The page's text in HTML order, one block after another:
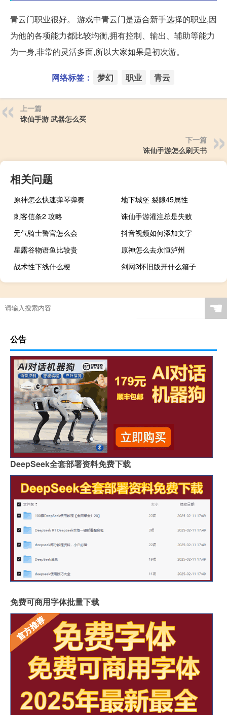
青云门职业很好。 游戏中青云门是适合新手选择的职业,因
为他的各项能力都比较均衡,拥有控制、输出、辅助等能力
为一身,非常的灵活多面,所以大家如果是初次游。
网络标签： 梦幻 职业 青云
上一篇
诛仙手游 武器怎么买
下一篇
诛仙手游怎么刷天书
相关问题
原神怎么快速弹琴弹奏
地下城堡 裂隙45属性
刺客信条2 攻略
诛仙手游灌注总是失败
元气骑士警官怎么会
抖音视频如何添加文字
星露谷物语鱼比较贵
原神怎么去永恒泸州
战术性下线什么梗
剑网3怀旧版开什么箱子
☚
公告
DeepSeek全套部署资料免费下载
免费可商用字体批量下载